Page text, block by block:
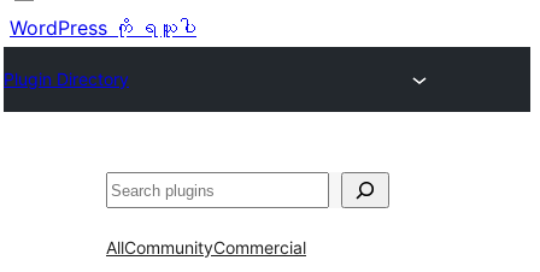
WordPress ကို ရယူပါ
Plugin Directory
ရှာ
AllCommunityCommercial